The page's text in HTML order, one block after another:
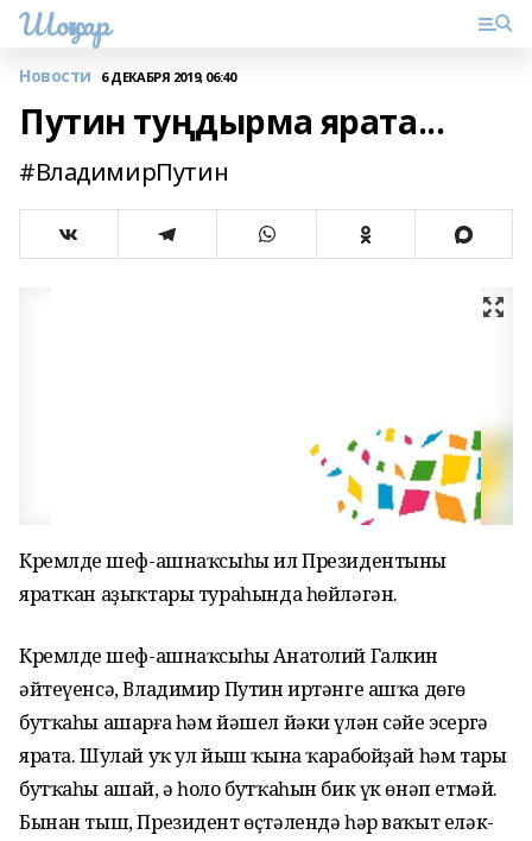
Шоңҡар
Новости 6 ДЕКАБРЯ 2019, 06:40
Путин туңдырма ярата...
#ВладимирПутин
Кремлдең шеф-ашнаҡсыһы ил Президентының
яратҡан аҙыҡтары тураһында һөйләгән.
Кремлдең шеф-ашнаҡсыһы Анатолий Галкин
әйтеүенсә, Владимир Путин иртәнге ашҡа дөгө
бутҡаһы ашарға һәм йәшел йәки үлән сәйе эсергә
ярата. Шулай уҡ ул йыш ҡына ҡарабойҙай һәм тары
бутҡаһы ашай, ә һоло бутҡаһын бик үк өнәп етмәй.
Бынан тыш, Президент өҫтәлендә һәр ваҡыт еләк-